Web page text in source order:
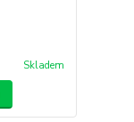
Skladem